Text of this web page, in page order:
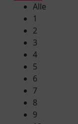
Alle
1
2
3
4
5
6
7
8
9